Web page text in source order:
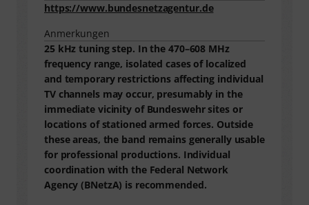
https://www.bundesnetzagentur.de
Anmerkungen
25 kHz tuning step. In the 470–608 MHz
frequency range, isolated cases of localized
and temporary restrictions affecting individual
TV channels may occur, presumably in the
immediate vicinity of Bundeswehr sites or
locations of stationed armed forces. Outside
these areas, the band remains generally usable
for professional productions. Individual
coordination with the Federal Network
Agency (BNetzA) is recommended.